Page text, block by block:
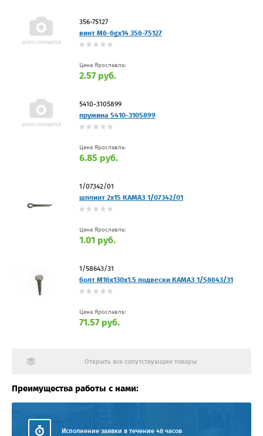
356-75127
винт M6-6gx14 356-75127
Цена Ярославль:
2.57 руб.
5410-3105899
пружина 5410-3105899
Цена Ярославль:
6.85 руб.
1/07342/01
шплинт 2х15 КАМАЗ 1/07342/01
Цена Ярославль:
1.01 руб.
1/58643/31
болт М16х130х1.5 подвески КАМАЗ 1/58643/31
Цена Ярославль:
71.57 руб.
Открыть все сопутствующие товары
Преимущества работы с нами:
Исполнение заявки в течение 48 часов